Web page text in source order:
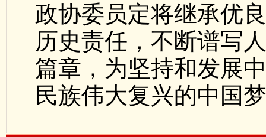
政协委员定将继承优
历史责任，不断谱写
篇章，为坚持和发展
民族伟大复兴的中国